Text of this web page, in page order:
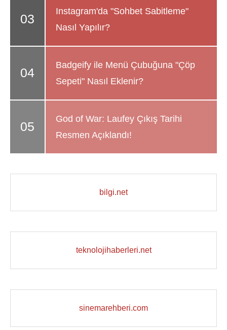
Instagram'da "Sohbet Sabitleme"
Nasıl Yapılır?
Badgeify ile Menü Çubuğuna "Çöp
Sepeti" Nasıl Eklenir?
God of War: Laufey Çıkış Tarihi
Resmen Açıklandı!
bilgi.net
teknolojihaberleri.net
sinemarehberi.com